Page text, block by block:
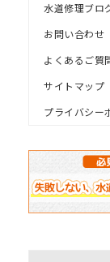
水道修理ブロ
お問い合わせ
よくあるご質
サイトマップ
プライバシー